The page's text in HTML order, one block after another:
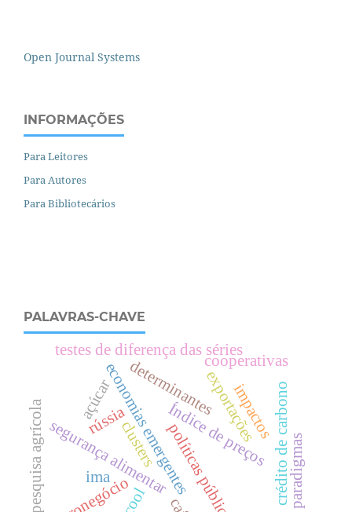
Open Journal Systems
INFORMAÇÕES
Para Leitores
Para Autores
Para Bibliotecários
PALAVRAS-CHAVE
economias emergentespolíticas públicas
segurança alimentarÍndice de preços
testes de diferença das séries
açúcar exportações
cooperativas
crédito de carbono
impactos
pesquisa agrícola clusters
ima
determinantes
paradigmas
rússia